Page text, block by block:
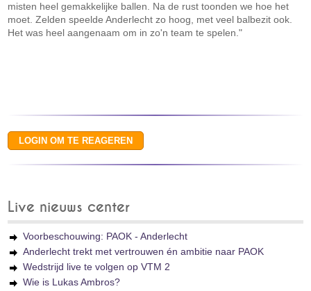
misten heel gemakkelijke ballen. Na de rust toonden we hoe het
moet. Zelden speelde Anderlecht zo hoog, met veel balbezit ook.
Het was heel aangenaam om in zo'n team te spelen."
Live nieuws center
Voorbeschouwing: PAOK - Anderlecht
Anderlecht trekt met vertrouwen én ambitie naar PAOK
Wedstrijd live te volgen op VTM 2
Wie is Lukas Ambros?